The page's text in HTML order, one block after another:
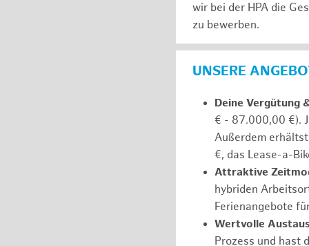
wir bei der HPA die
zu bewerben.
UNSERE
Deine Vergütung
€ - 87.000,00 €).
Außerdem
€, das Lease-a-
Attraktive
hybriden
Ferienangebote
Wertvolle
Prozess und hast